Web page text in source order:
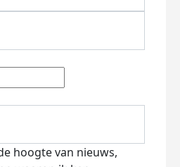
hoogte van nieuws,